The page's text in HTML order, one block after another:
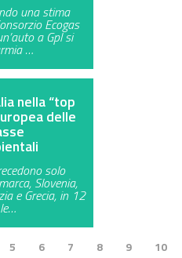
una stima
Ecogas
a Gpl si
…
nella “top
delle
solo
Slovenia,
e Grecia, in 12
5 6 7 8 9
10